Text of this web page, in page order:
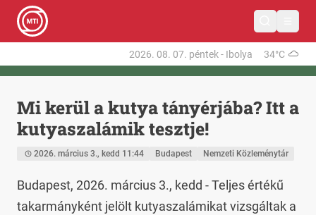
2026. 08. 07. péntek- Ibolya 34°C
Mi kerül a kutya tányérjába? Itt a
kutyaszalámik tesztje!
2026. március 3., kedd 11:44 Budapest Nemzeti Közleménytár
Budapest, 2026. március 3., kedd - Teljes értékű
takarmányként jelölt kutyaszalámikat vizsgáltak a